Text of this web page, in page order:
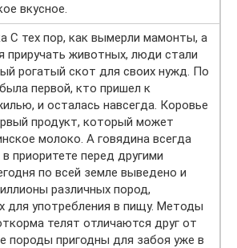
вкусное.
С тех пор, как вымерли мамонты, а
приручать животных, люди стали
рогатый скот для своих нужд. По
первой, кто пришел к
и осталась навсегда. Коровье
продукт, который может
молоко. А говядина всегда
приоритете перед другими
по всей земле выведено и
различных пород,
для употребления в пищу. Методы
телят отличаются друг от
породы пригодны для забоя уже в